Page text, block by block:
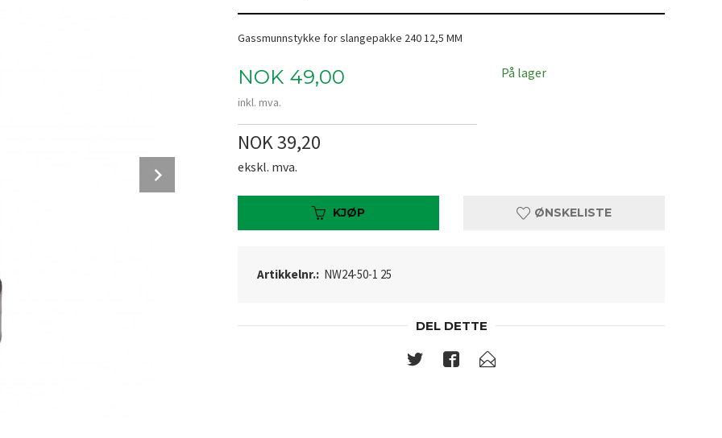
Gassmunnstykke for slangepakke 240 12,5 MM
Pris
NOK 49,00
inkl. mva.
NOK 39,20
ekskl. mva.
På lager
KJØP ØNSKELISTE
Artikkelnr.: NW24-50-1 25
DEL DETTE